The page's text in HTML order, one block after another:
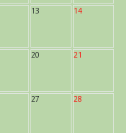
13 14
20 21
27 28